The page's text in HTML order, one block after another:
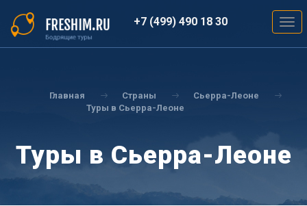
основному
содержанию
+7 (499) 490 18 30
Главная Страны
Сьерра-Леоне
Туры в Сьерра-Леоне
Туры в Сьерра-Леоне